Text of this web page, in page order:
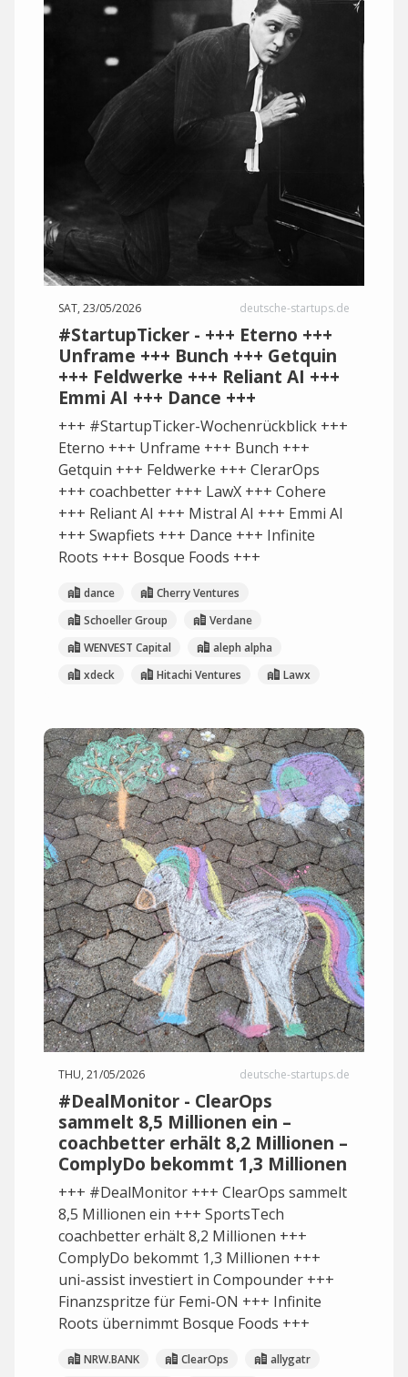
SAT, 23/05/2026 deutsche-startups.de
#StartupTicker - +++ Eterno +++
Unframe +++ Bunch +++ Getquin
+++ Feldwerke +++ Reliant AI +++
Emmi AI +++ Dance +++
+++ #StartupTicker-Wochenrückblick +++
Eterno +++ Unframe +++ Bunch +++
Getquin +++ Feldwerke +++ ClerarOps
+++ coachbetter +++ LawX +++ Cohere
+++ Reliant AI +++ Mistral AI +++ Emmi AI
+++ Swapfiets +++ Dance +++ Infinite
Roots +++ Bosque Foods +++
dance
Cherry Ventures
Schoeller Group
Verdane
WENVEST Capital
aleph alpha
xdeck
Hitachi Ventures Lawx
THU, 21/05/2026 deutsche-startups.de
#DealMonitor - ClearOps
sammelt 8,5 Millionen ein –
coachbetter erhält 8,2 Millionen –
ComplyDo bekommt 1,3 Millionen
+++ #DealMonitor +++ ClearOps sammelt
8,5 Millionen ein +++ SportsTech
coachbetter erhält 8,2 Millionen +++
ComplyDo bekommt 1,3 Millionen +++
uni-assist investiert in Compounder +++
Finanzspritze für Femi-ON +++ Infinite
Roots übernimmt Bosque Foods +++
NRW.BANK ClearOps
allygatr